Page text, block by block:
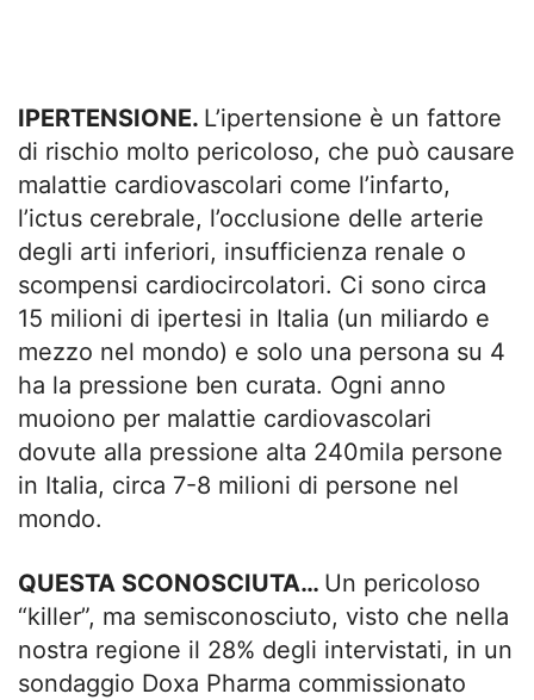
IPERTENSIONE. L’ipertensione è un fattore
di rischio molto pericoloso, che può causare
malattie cardiovascolari come l’infarto,
l’ictus cerebrale, l’occlusione delle arterie
degli arti inferiori, insufficienza renale o
scompensi cardiocircolatori. Ci sono circa
15 milioni di ipertesi in Italia (un miliardo e
mezzo nel mondo) e solo una persona su 4
ha la pressione ben curata. Ogni anno
muoiono per malattie cardiovascolari
dovute alla pressione alta 240mila persone
in Italia, circa 7-8 milioni di persone nel
mondo.
QUESTA SCONOSCIUTA… Un pericoloso
“killer”, ma semisconosciuto, visto che nella
nostra regione il 28% degli intervistati, in un
sondaggio Doxa Pharma commissionato